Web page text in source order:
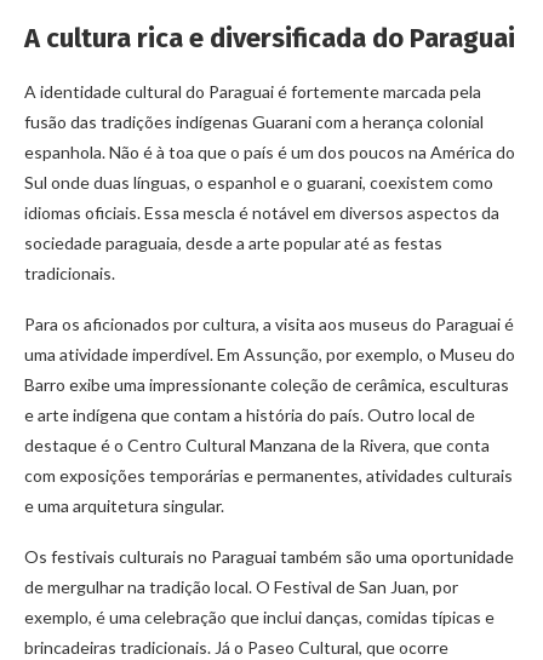
A cultura rica e diversificada do Paraguai
A identidade cultural do Paraguai é fortemente marcada pela
fusão das tradições indígenas Guarani com a herança colonial
espanhola. Não é à toa que o país é um dos poucos na América do
Sul onde duas línguas, o espanhol e o guarani, coexistem como
idiomas oficiais. Essa mescla é notável em diversos aspectos da
sociedade paraguaia, desde a arte popular até as festas
tradicionais.
Para os aficionados por cultura, a visita aos museus do Paraguai é
uma atividade imperdível. Em Assunção, por exemplo, o Museu do
Barro exibe uma impressionante coleção de cerâmica, esculturas
e arte indígena que contam a história do país. Outro local de
destaque é o Centro Cultural Manzana de la Rivera, que conta
com exposições temporárias e permanentes, atividades culturais
e uma arquitetura singular.
Os festivais culturais no Paraguai também são uma oportunidade
de mergulhar na tradição local. O Festival de San Juan, por
exemplo, é uma celebração que inclui danças, comidas típicas e
brincadeiras tradicionais. Já o Paseo Cultural, que ocorre